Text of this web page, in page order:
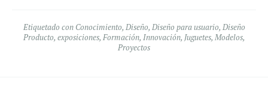
Etiquetado con Conocimiento, Diseño, Diseño para usuario, Diseño
Producto, exposiciones, Formación, Innovación, Juguetes, Modelos,
Proyectos